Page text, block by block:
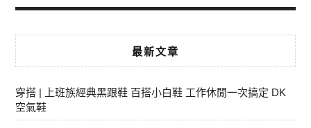
最新文章
穿搭 | 上班族經典黑跟鞋 百搭小白鞋 工作休閒一次搞定 DK
空氣鞋